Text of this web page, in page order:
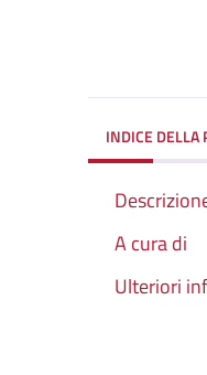
INDICE DELLA
A cura di
Ulteriori